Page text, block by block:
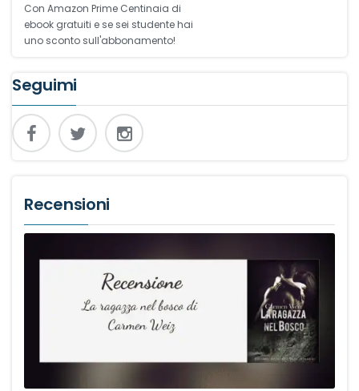
Con Amazon Prime Centinaia di
ebook gratuiti e se sei studente hai
uno sconto sull'abbonamento!
Seguimi
Recensioni